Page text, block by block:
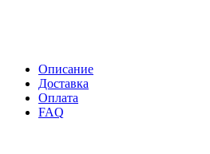
Описание
Доставка
Оплата
FAQ